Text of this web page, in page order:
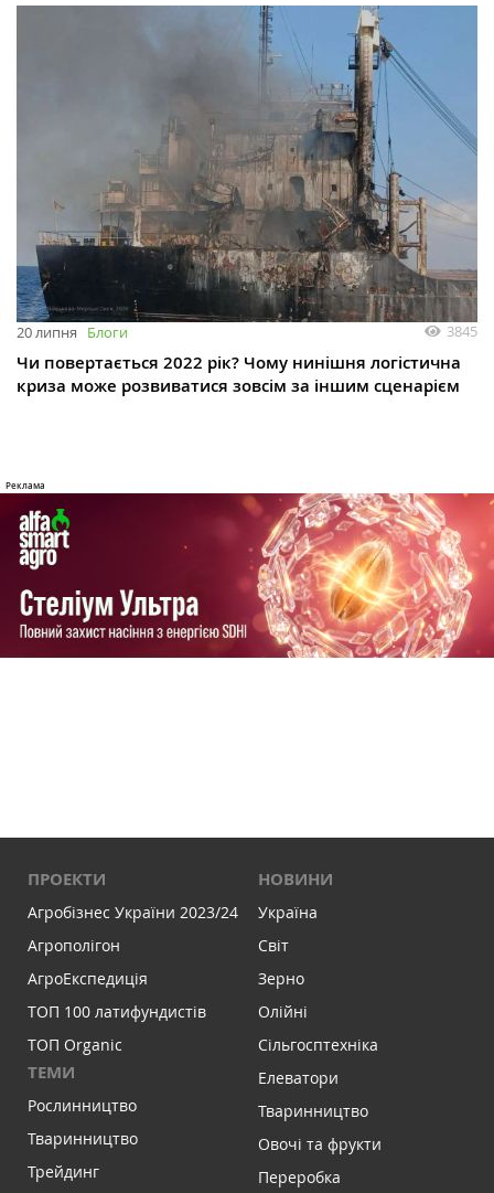
20 липня Блоги 3845
Чи повертається 2022 рік? Чому нинішня логістична
криза може розвиватися зовсім за іншим сценарієм
ПРОЕКТИ
Агробізнес України 2023/24
Агрополігон
АгроЕкспедиція
ТОП 100 латифундистів
ТОП Organic
ТЕМИ
Рослинництво
Тваринництво
Трейдинг
НОВИНИ
Україна
Світ
Зерно
Олійні
Сільгосптехніка
Елеватори
Тваринництво
Овочі та фрукти
Переробка